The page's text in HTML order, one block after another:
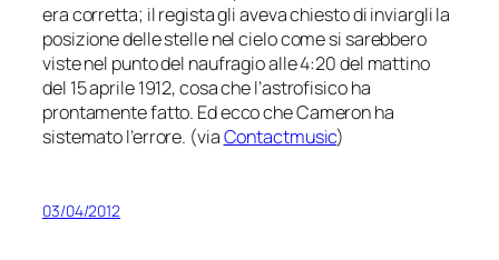
era corretta; il regista gli aveva chiesto di inviargli la
posizione delle stelle nel cielo come si sarebbero
viste nel punto del naufragio alle 4:20 del mattino
del 15 aprile 1912, cosa che l’astrofisico ha
prontamente fatto. Ed ecco che Cameron ha
sistemato l’errore. (viaContactmusic)
03/04/2012